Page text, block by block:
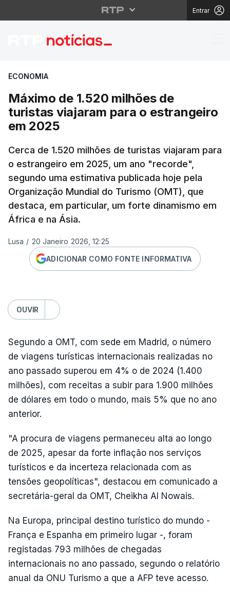
Entrar
Máximo de 1.520
ECONOMIA
Máximo de 1.520 milhões de
turistas viajaram para o estrangeiro
em 2025
Cerca de 1.520 milhões de turistas viajaram para
o estrangeiro em 2025, um ano "recorde",
segundo uma estimativa publicada hoje pela
Organização Mundial do Turismo (OMT), que
destaca, em particular, um forte dinamismo em
África e na Ásia.
Lusa / 20 Janeiro 2026, 12:25
ADICIONAR COMO FONTE INFORMATIVA
OUVIR
Segundo a OMT, com sede em Madrid, o número
de viagens turísticas internacionais realizadas no
ano passado superou em 4% o de 2024 (1.400
milhões), com receitas a subir para 1.900 milhões
de dólares em todo o mundo, mais 5% que no ano
anterior.
"A procura de viagens permaneceu alta ao longo
de 2025, apesar da forte inflação nos serviços
turísticos e da incerteza relacionada com as
tensões geopolíticas", destacou em comunicado a
secretária-geral da OMT, Cheikha Al Nowais.
Na Europa, principal destino turístico do mundo -
França e Espanha em primeiro lugar -, foram
registadas 793 milhões de chegadas
internacionais no ano passado, segundo o relatório
anual da ONU Turismo a que a AFP teve acesso.